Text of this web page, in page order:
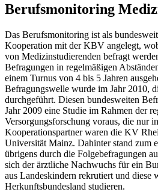
Berufsmonitoring
Das Berufsmonitoring ist als
Kooperation mit der KBV angelegt,
von Medizinstudierenden befragt
Befragungen in regelmäßigen
einem Turnus von 4 bis 5 Jahren
Befragungswelle wurde im Jahr 2010,
durchgeführt. Diesen bundesweiten
Jahr 2009 eine Studie im Rahmen der
Versorgungsforschung voraus, die nur
Kooperationspartner waren die KV
Universität Mainz. Dahinter stand zum
übrigens durch die Folgebefragungen
sich der ärztliche Nachwuchs für ein
aus Landeskindern rekrutiert und diese
Herkunftsbundesland studieren.